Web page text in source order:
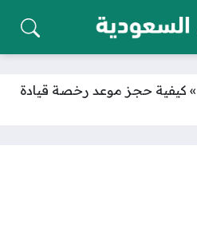
» كيفية حجز موعد رخصة قيادة